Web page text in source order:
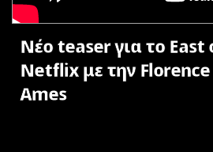
Νέο teaser για το East
Netflix με την
Ames